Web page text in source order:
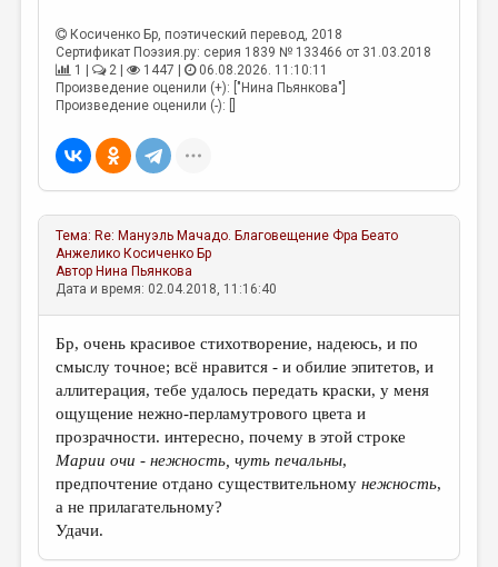
Косиченко Бр, поэтический перевод, 2018
Сертификат Поэзия.ру: серия 1839 № 133466 от 31.03.2018
1 |
2 | 1447 |
06.08.2026. 11:10:11
Произведение оценили (+): ["Нина Пьянкова"]
Произведение оценили (-): []
Тема: Re: Мануэль Мачадо. Благовещение Фра Беато
Анжелико Косиченко Бр
Автор Нина Пьянкова
Дата и время: 02.04.2018, 11:16:40
Бр, очень красивое стихотворение, надеюсь, и по
смыслу точное; всё нравится - и обилие эпитетов, и
аллитерация, тебе удалось передать краски, у меня
ощущение нежно-перламутрового цвета и
прозрачности. интересно, почему в этой строке
Марии очи - нежность, чуть печальны,
предпочтение отдано существительномунежность,
а не прилагательному?
Удачи.